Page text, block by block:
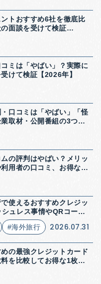
トおすすめ6社を徹底比
面談を受けて検証
ミは「やばい」？実際に
けて検証【2026年】
口コミは「やばい」「怪
取材・公開番組の3つか
の評判はやばい？メリッ
用者の口コミ、お得な使
使えるおすすめクレジッ
シュレス事情やQRコード
説
#海外旅行 2026.07.31
の最強クレジットカード
を比較してお得な1枚を